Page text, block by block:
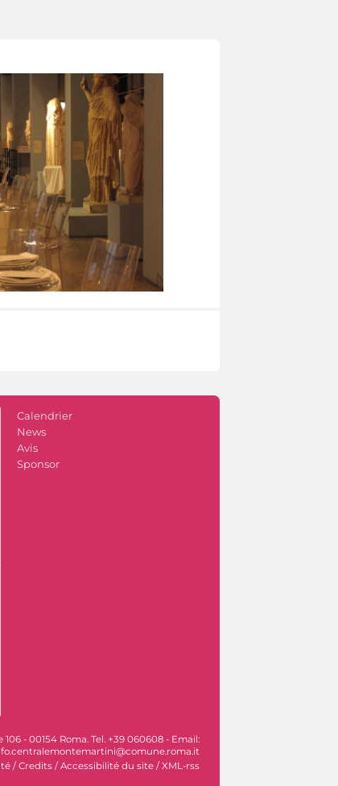
Calendrier
News
Avis
Sponsor
- 00154 Roma. Tel. +39 060608 - Email:
/Credits /Accessibilité du site /XML-rss